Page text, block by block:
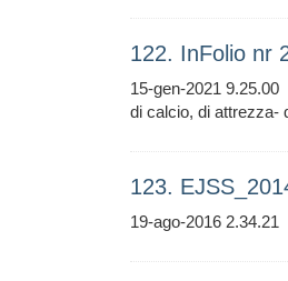
122. InFolio nr
15-gen-2021 9.25.00
di calcio, di attrezza-
123.
19-ago-2016 2.34.21